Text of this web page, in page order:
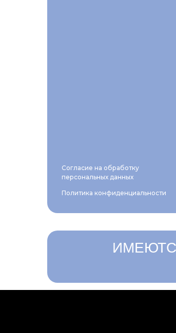
Политика конфиденциальности
Согласие на обработку
персональных данных